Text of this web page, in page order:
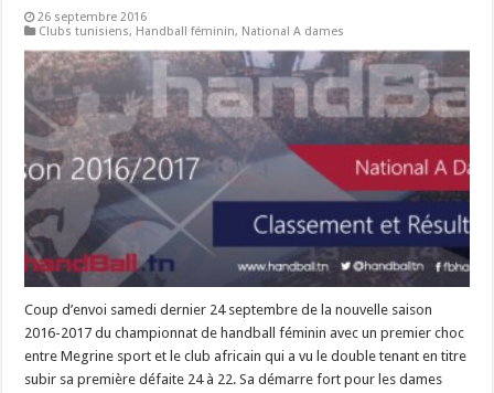
26 septembre 2016
Clubs tunisiens, Handball féminin, National A dames
Coup d’envoi samedi dernier 24 septembre de la nouvelle saison
2016-2017 du championnat de handball féminin avec un premier choc
entre Megrine sport et le club africain qui a vu le double tenant en titre
subir sa première défaite 24 à 22. Sa démarre fort pour les dames